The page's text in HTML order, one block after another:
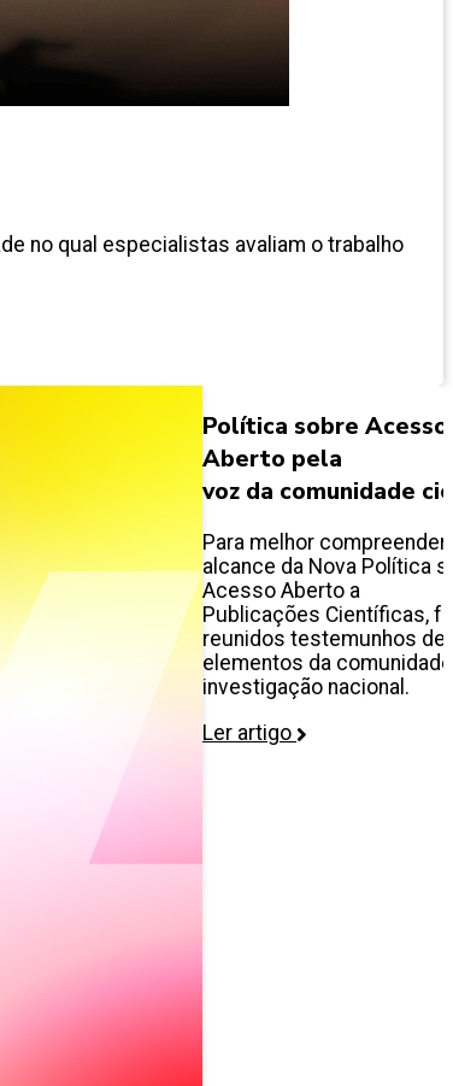
no qual especialistas avaliam o trabalho
Política sobre Acesso
Aberto pela
voz da comunidade
Para melhor compreender
alcance da Nova Política
Acesso Aberto a
Publicações Científicas,
reunidos testemunhos de
elementos da
investigação nacional.
Ler artigo